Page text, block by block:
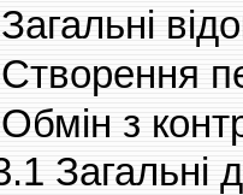
з
Загальні